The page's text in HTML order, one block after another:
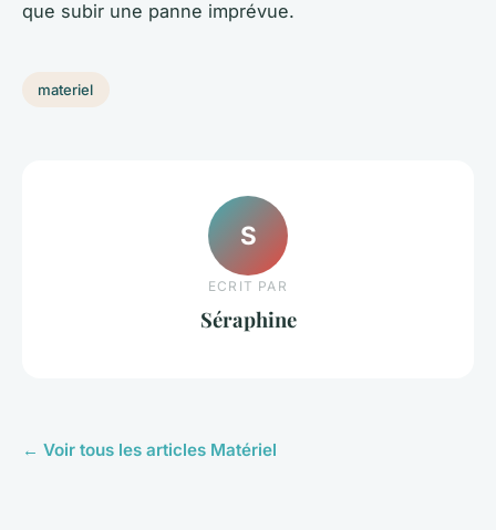
que subir une panne imprévue.
materiel
S
ECRIT PAR
Séraphine
← Voir tous les articles Matériel